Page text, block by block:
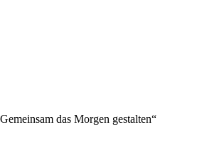
das Morgen gestalten“